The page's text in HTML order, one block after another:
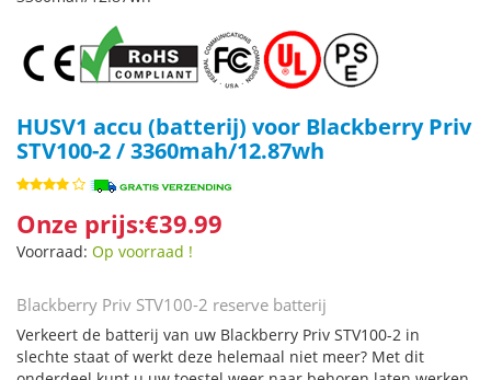
HUSV1 accu (batterij) voor Blackberry Priv
STV100-2 / 3360mah/12.87wh
Onze prijs:€39.99
Voorraad: Op voorraad !
Blackberry Priv STV100-2 reserve batterij
Verkeert de batterij van uw Blackberry Priv STV100-2 in
slechte staat of werkt deze helemaal niet meer? Met dit